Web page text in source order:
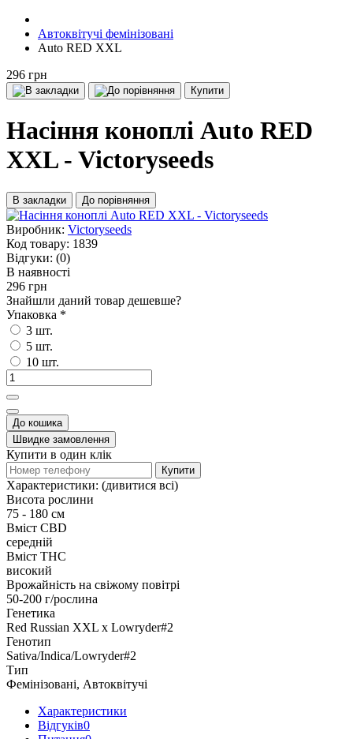
Автоквітучі фемінізовані
Auto RED XXL
296 грн
Купити
Насіння коноплі Auto RED
XXL - Victoryseeds
В закладки До порівняння
Виробник: Victoryseeds
Код товару: 1839
Відгуки: (0)
В наявності
296 грн
Знайшли даний товар дешевше?
Упаковка *
3 шт.
5 шт.
10 шт.
До кошика
Швидке замовлення
Купити в один клік
Купити
Характеристики: (дивитися всі)
Висота рослини
75 - 180 см
Вміст CBD
середній
Вміст THC
високий
Врожайність на свіжому повітрі
50-200 г/рослина
Генетика
Red Russian XXL x Lowryder#2
Генотип
Sativa/Indica/Lowryder#2
Тип
Фемінізовані, Автоквітучі
Характеристики
Відгуків0